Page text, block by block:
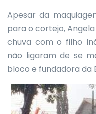
Apesar da
para o cortejo,
chuva com o filho
não ligaram de se
bloco e fundadora da